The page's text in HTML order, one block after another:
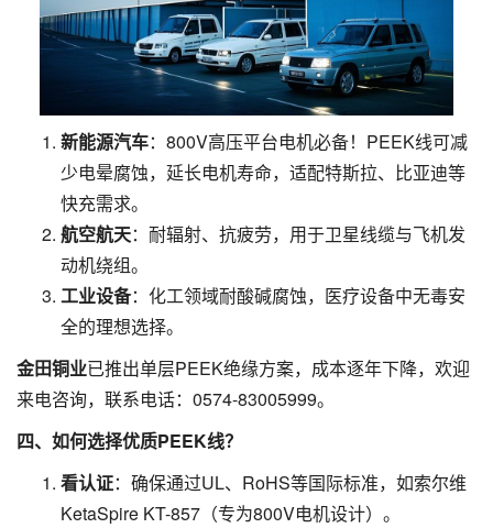
新能源汽车：800V高压平台电机必备！PEEK线可减
少电晕腐蚀，延长电机寿命，适配特斯拉、比亚迪等
快充需求。
航空航天：耐辐射、抗疲劳，用于卫星线缆与飞机发
动机绕组。
工业设备：化工领域耐酸碱腐蚀，医疗设备中无毒安
全的理想选择。
金田铜业已推出单层PEEK绝缘方案，成本逐年下降，欢迎
来电咨询，联系电话：0574-83005999。
四、如何选择优质PEEK线？
看认证：确保通过UL、RoHS等国际标准，如索尔维
KetaSpire KT-857（专为800V电机设计）。